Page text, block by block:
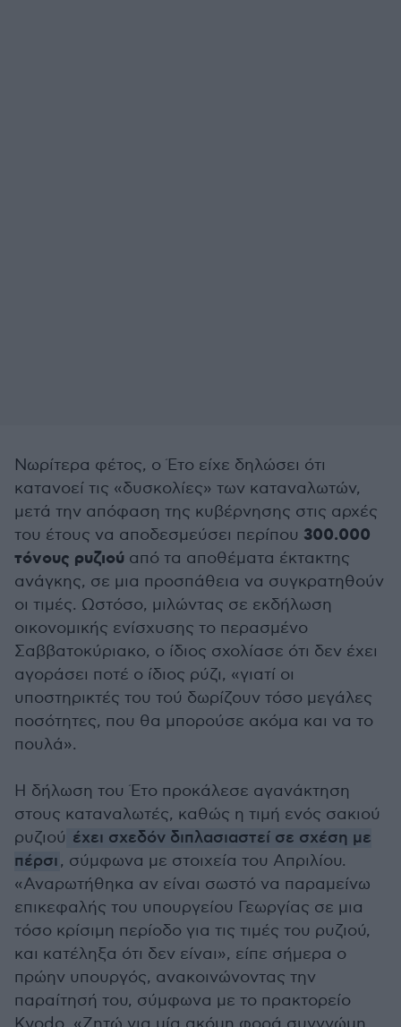
Νωρίτερα φέτος, ο Έτο είχε δηλώσει ότι
κατανοεί τις «δυσκολίες» των καταναλωτών,
μετά την απόφαση της κυβέρνησης στις αρχές
του έτους να αποδεσμεύσει περίπου 300.000
τόνους ρυζιού από τα αποθέματα έκτακτης
ανάγκης, σε μια προσπάθεια να συγκρατηθούν
οι τιμές. Ωστόσο, μιλώντας σε εκδήλωση
οικονομικής ενίσχυσης το περασμένο
Σαββατοκύριακο, ο ίδιος σχολίασε ότι δεν έχει
αγοράσει ποτέ ο ίδιος ρύζι, «γιατί οι
υποστηρικτές του τού δωρίζουν τόσο μεγάλες
ποσότητες, που θα μπορούσε ακόμα και να το
πουλά».
Η δήλωση του Έτο προκάλεσε αγανάκτηση
στους καταναλωτές, καθώς η τιμή ενός σακιού
ρυζιού έχει σχεδόν διπλασιαστεί σε σχέση με
πέρσι, σύμφωνα με στοιχεία του Απριλίου.
«Αναρωτήθηκα αν είναι σωστό να παραμείνω
επικεφαλής του υπουργείου Γεωργίας σε μια
τόσο κρίσιμη περίοδο για τις τιμές του ρυζιού,
και κατέληξα ότι δεν είναι», είπε σήμερα ο
πρώην υπουργός, ανακοινώνοντας την
παραίτησή του, σύμφωνα με το πρακτορείο